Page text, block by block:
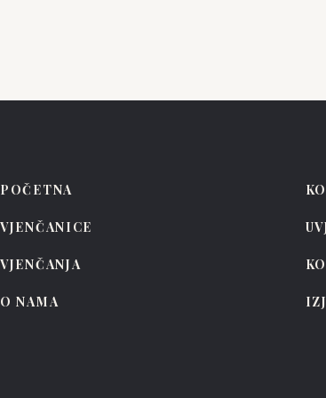
POČETNA
VJENČANICE
VJENČANJA
O NAMA